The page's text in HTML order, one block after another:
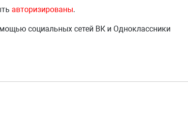
авторизированы.
социальных сетей ВК и Одноклассники